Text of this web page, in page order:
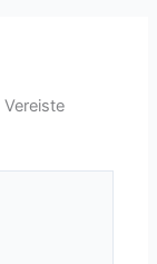
Vereiste